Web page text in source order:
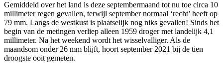
Gemiddeld over het land is deze septembermaand tot nu toe circa 10
millimeter regen gevallen, terwijl september normaal ‘recht’ heeft op
79 mm. Langs de westkust is plaatselijk nog niks gevallen! Sinds het
begin van de metingen verliep alleen 1959 droger met landelijk 4,1
millimeter. Na het weekend wordt het wisselvalliger. Als de
maandsom onder 26 mm blijft, hoort september 2021 bij de tien
droogste ooit gemeten.